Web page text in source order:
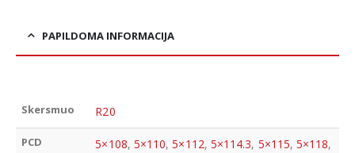
PAPILDOMA INFORMACIJA
Skersmuo R20
PCD 5×108, 5×110,5×112, 5×114.3, 5×115,5×118,